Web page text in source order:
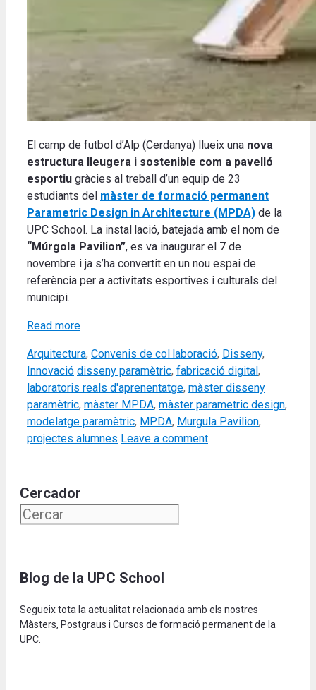
El camp de futbol d’Alp (Cerdanya) llueix una nova
estructura lleugera i sostenible com a pavelló
esportiu gràcies al treball d’un equip de 23
estudiants del màster de formació permanent
Parametric Design in Architecture (MPDA) de la
UPC School. La instal·lació, batejada amb el nom de
“Múrgola Pavilion”, es va inaugurar el 7 de
novembre i ja s’ha convertit en un nou espai de
referència per a activitats esportives i culturals del
municipi.
Read more
Categories
Arquitectura, Convenis de col·laboració, Disseny,
Innovació Tags
disseny paramètric, fabricació digital ,
laboratoris reals d'aprenentatge, màster disseny
paramètric, màster MPDA, màster parametric design,
modelatge paramètric, MPDA, Murgula Pavilion,
projectes alumnes Leave a comment
Cercador
Blog de la UPC School
Segueix tota la actualitat relacionada amb els nostres
Màsters, Postgraus i Cursos de formació permanent de la
UPC.